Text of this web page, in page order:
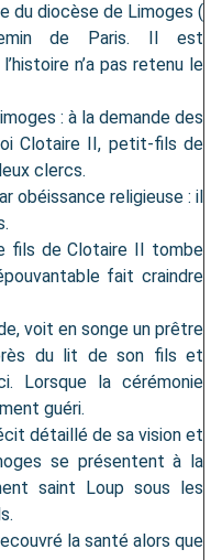
du diocèse de Limoges (
de Paris. Il est
n’a pas retenu le
: à la demande des
Clotaire II, petit-fils de
clercs.
obéissance religieuse : il
fils de Clotaire II tombe
fait craindre
voit en songe un prêtre
du lit de son fils et
Lorsque la cérémonie
guéri.
détaillé de sa vision et
se présentent à la
saint Loup sous les
la santé alors que